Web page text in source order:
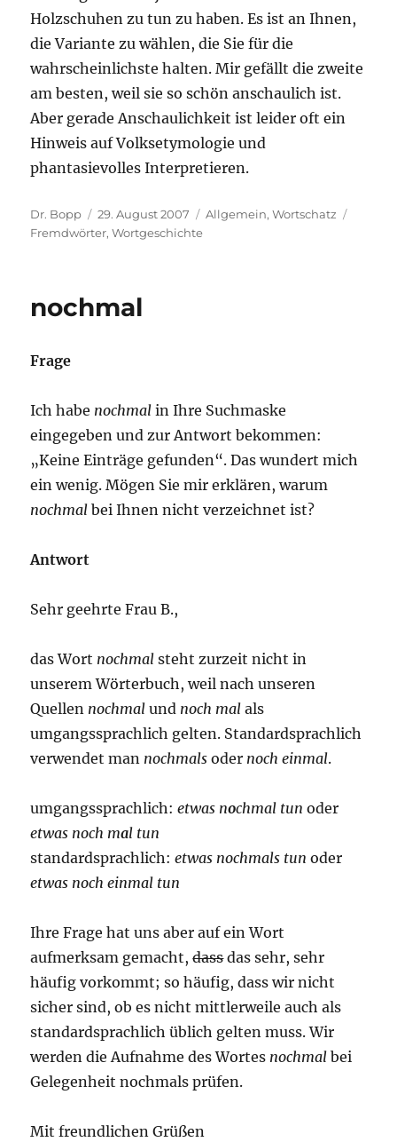
Holzschuhen zu tun zu haben. Es ist an Ihnen,
die Variante zu wählen, die Sie für die
wahrscheinlichste halten. Mir gefällt die zweite
am besten, weil sie so schön anschaulich ist.
Aber gerade Anschaulichkeit ist leider oft ein
Hinweis auf Volksetymologie und
phantasievolles Interpretieren.
Autor
Dr. Bopp
Veröffentlicht
am
29. August 2007 Kategorien
Allgemein,Wortschatz
Fremdwörter,Wortgeschichte
nochmal
Frage
Ich habe nochmal in Ihre Suchmaske
eingegeben und zur Antwort bekommen:
„Keine Einträge gefunden“. Das wundert mich
ein wenig. Mögen Sie mir erklären, warum
nochmal bei Ihnen nicht verzeichnet ist?
Antwort
Sehr geehrte Frau B.,
das Wort nochmal steht zurzeit nicht in
unserem Wörterbuch, weil nach unseren
Quellen nochmal und noch malals
umgangssprachlich gelten. Standardsprachlich
verwendet man nochmals oder noch einmal.
umgangssprachlich:etwas nochmal tun oder
etwas noch mal tun
standardsprachlich:etwas nochmals tun oder
etwas noch einmal tun
Ihre Frage hat uns aber auf ein Wort
aufmerksam gemacht,dassdas sehr, sehr
häufig vorkommt; so häufig, dass wir nicht
sicher sind, ob es nicht mittlerweile auch als
standardsprachlich üblich gelten muss. Wir
werden die Aufnahme des Wortes nochmal bei
Gelegenheit nochmals prüfen.
Mit freundlichen Grüßen